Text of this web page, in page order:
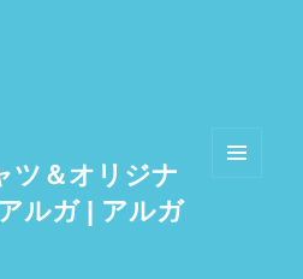
ツ＆オリジナ
ルガ | アルガ